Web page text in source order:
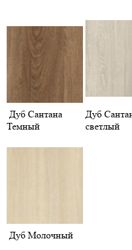
Дуб Сантана
Темный
Дуб
светлый
Дуб Молочный